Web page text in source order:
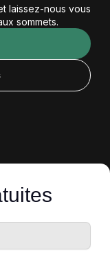
laissez-nous vous
sommets.